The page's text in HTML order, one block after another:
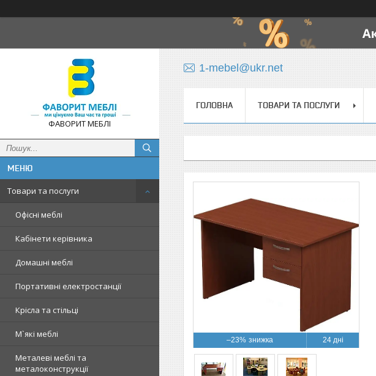
ФАВОРИТ МЕБЛІ
Товари та послуги
Офісні меблі
Кабінети керівника
Домашні меблі
Портативні електростанції
Крісла та стільці
М`які меблі
Металеві меблі та
металоконструкції
1-mebel@ukr.net
ГОЛОВНА ТОВАРИ ТА ПОСЛУГИ
–23% 24 дні